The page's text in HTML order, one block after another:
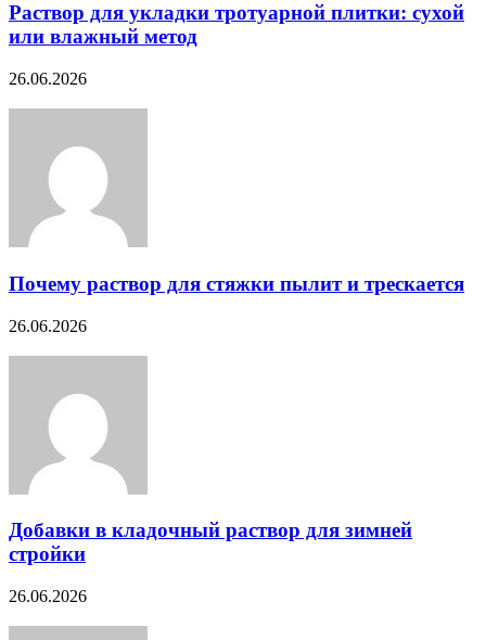
Раствор для укладки тротуарной плитки: сухой
или влажный метод
26.06.2026
Почему раствор для стяжки пылит и трескается
26.06.2026
Добавки в кладочный раствор для зимней
стройки
26.06.2026